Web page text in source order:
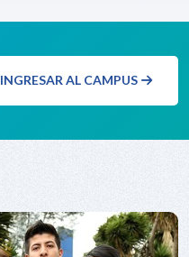
INGRESAR AL CAMPUS